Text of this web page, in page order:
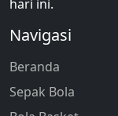
hari ini.
Navigasi
Beranda
Sepak Bola